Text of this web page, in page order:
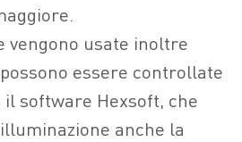
vengono usate inoltre
essere controllate
software Hexsoft, che
anche la